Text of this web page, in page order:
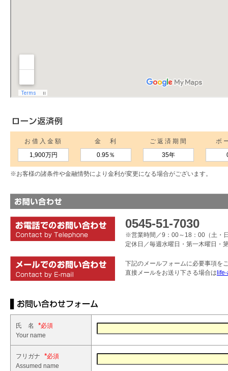
お借入金額
1,900万円
金 利
0.95％
ご返済期間
35年
ボ
※お客様の諸条件や金融情勢により金利が変更になる場合がございます。
0545-51-7030
※営業時間／9：00～18：00（土・
定休日／毎週水曜日・第一木曜日・
下記のメールフォームに必要事項を
直接メールをお送り下さる場合はlife-
氏 名 *
Your name
フリガナ *
Assumed name